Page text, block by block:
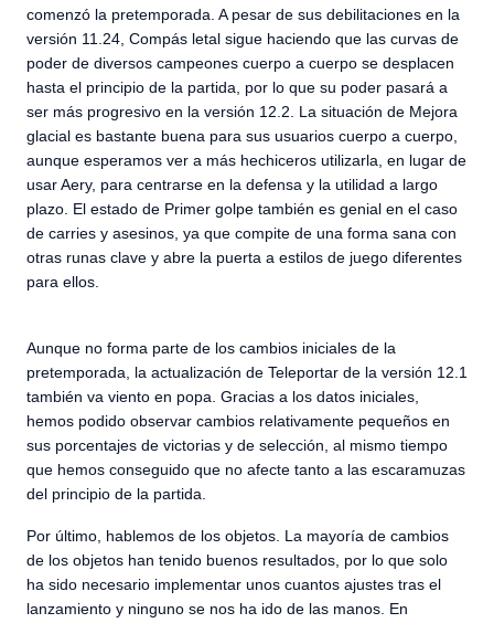
comenzó la pretemporada. A pesar de sus debilitaciones en la
versión 11.24, Compás letal sigue haciendo que las curvas de
poder de diversos campeones cuerpo a cuerpo se desplacen
hasta el principio de la partida, por lo que su poder pasará a
ser más progresivo en la versión 12.2. La situación de Mejora
glacial es bastante buena para sus usuarios cuerpo a cuerpo,
aunque esperamos ver a más hechiceros utilizarla, en lugar de
usar Aery, para centrarse en la defensa y la utilidad a largo
plazo. El estado de Primer golpe también es genial en el caso
de carries y asesinos, ya que compite de una forma sana con
otras runas clave y abre la puerta a estilos de juego diferentes
para ellos.
Aunque no forma parte de los cambios iniciales de la
pretemporada, la actualización de Teleportar de la versión 12.1
también va viento en popa. Gracias a los datos iniciales,
hemos podido observar cambios relativamente pequeños en
sus porcentajes de victorias y de selección, al mismo tiempo
que hemos conseguido que no afecte tanto a las escaramuzas
del principio de la partida.
Por último, hablemos de los objetos. La mayoría de cambios
de los objetos han tenido buenos resultados, por lo que solo
ha sido necesario implementar unos cuantos ajustes tras el
lanzamiento y ninguno se nos ha ido de las manos. En